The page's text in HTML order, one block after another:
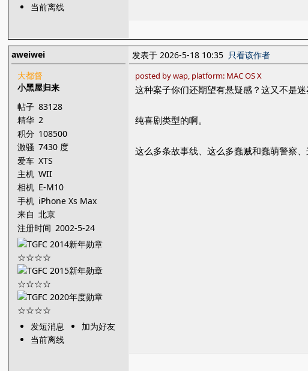
当前离线
aweiwei
大都督
小黑屋归来
帖子 83128
精华 2
积分 108500
激骚 7430 度
爱车 XTS
主机 WII
相机 E-M10
手机 iPhone Xs Max
来自 北京
注册时间 2002-5-24
发短消息
加为好友
当前离线
发表于 2026-5-18 10:35 只看该作者
posted by wap, platform: MAC OS X
这种案子你们还期望有悬疑感？这又不是
纯喜剧类型的啊。
这么多条故事线、这么多蠢贼和蠢萌警察